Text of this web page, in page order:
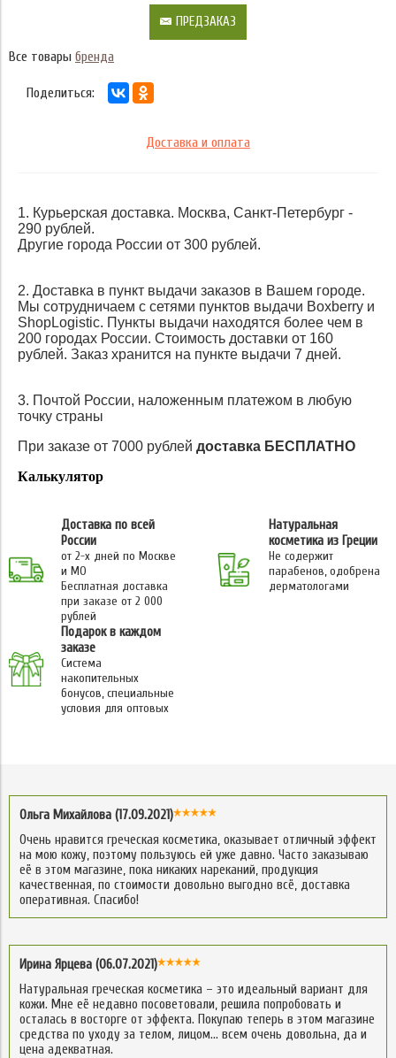
ПРЕДЗАКАЗ
Все товары бренда
Поделиться:
Доставка и оплата
1. Курьерская доставка. Москва, Санкт-Петербург -
290 рублей.
Другие города России от 300 рублей.
2. Доставка в пункт выдачи заказов в Вашем городе.
Мы сотрудничаем с сетями пунктов выдачи Boxberry и
ShopLogistic. Пункты выдачи находятся более чем в
200 городах России. Стоимость доставки от 160
рублей. Заказ хранится на пункте выдачи 7 дней.
3. Почтой России, наложенным платежом в любую
точку страны
При заказе от 7000 рублей доставка БЕСПЛАТНО
Калькулятор
Доставка по всей
России
от 2-х дней по Москве
и МО
Бесплатная доставка
при заказе от 2 000
рублей
Натуральная
косметика из Греции
Не содержит
парабенов, одобрена
дерматологами
Подарок в каждом
заказе
Система
накопительных
бонусов, специальные
условия для оптовых
Ольга Михайлова (17.09.2021)
Очень нравится греческая косметика, оказывает отличный эффект
на мою кожу, поэтому пользуюсь ей уже давно. Часто заказываю
её в этом магазине, пока никаких нареканий, продукция
качественная, по стоимости довольно выгодно всё, доставка
оперативная. Спасибо!
Ирина Ярцева (06.07.2021)
Натуральная греческая косметика – это идеальный вариант для
кожи. Мне её недавно посоветовали, решила попробовать и
осталась в восторге от эффекта. Покупаю теперь в этом магазине
средства по уходу за телом, лицом… всем очень довольна, да и
цена адекватная.